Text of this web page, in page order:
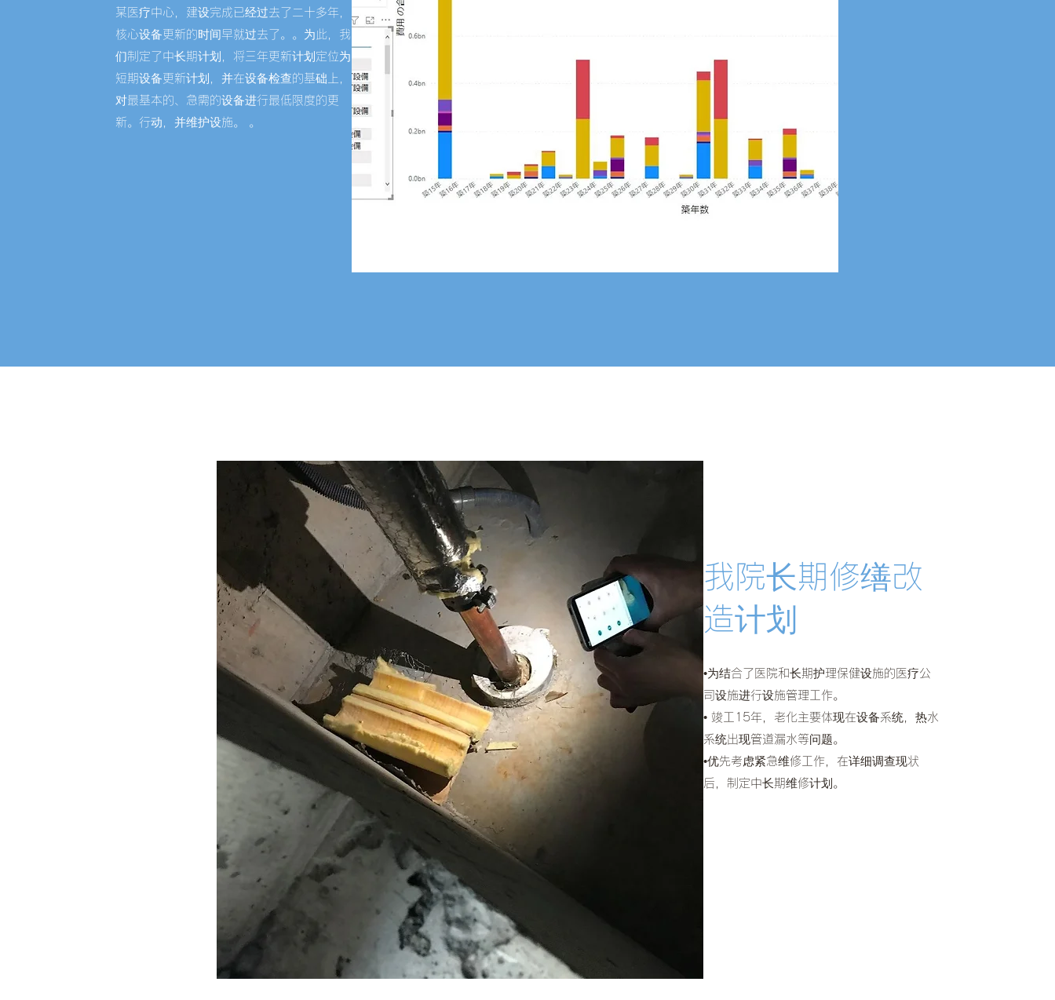
​某医疗中心，​建设完成已经过去了二十多年，
核心设备更新的时间早就过去了。。为此，我
们制定了中长期计划，将三年更新计划定位为
短期设备更新计划，并在设备检查的基础上，
对最基本的、急需的设备进行最低限度的更
新。行动，并维护设施。 。
我院长期修缮改
造计划
•为结合了医院和长期护理保健设施的医疗公
司设施进行设施管理工作。
• 竣工15年，老化主要体现在设备系统，热水
系统出现管道漏水等问题。
•优先考虑紧急维修工作，在详细调查现状
后，制定中长期维修计划。